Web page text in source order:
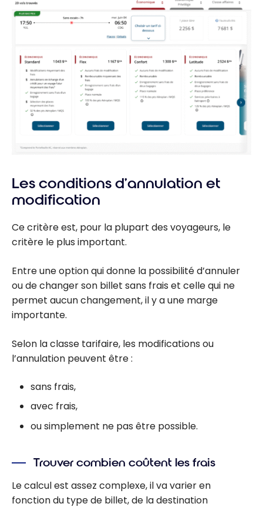
Les conditions d’annulation et
modification
Ce critère est, pour la plupart des voyageurs, le
critère le plus important.
Entre une option qui donne la possibilité d’annuler
ou de changer son billet sans frais et celle qui ne
permet aucun changement, il y a une marge
importante.
Selon la classe tarifaire, les modifications ou
l’annulation peuvent être :
sans frais,
avec frais,
ou simplement ne pas être possible.
Trouver combien coûtent les frais
Le calcul est assez complexe, il va varier en
fonction du type de billet, de la destination